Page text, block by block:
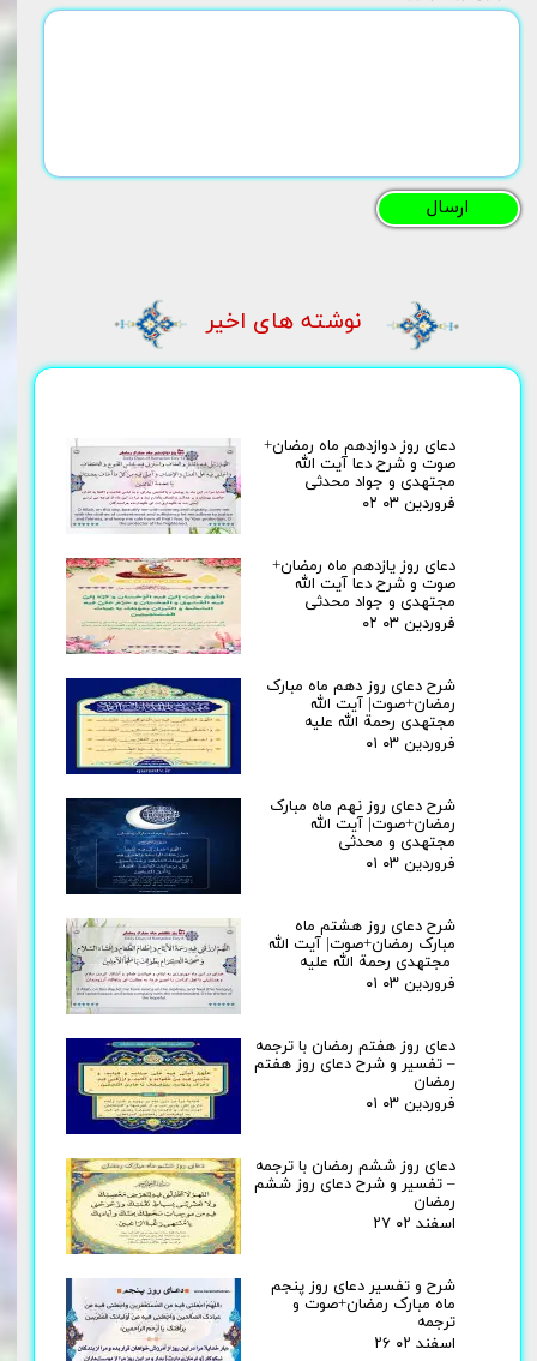
دعای روز دوازدهم ماه رمضان+
صوت و شرح دعا آیت الله
مجتهدی و جواد محدثی
۰۲ فروردین ۰۳
دعای روز یازدهم ماه رمضان+
صوت و شرح دعا آیت الله
مجتهدی و جواد محدثی
۰۲ فروردین ۰۳
شرح دعای روز دهم ماه مبارک
رمضان+صوت| آیت الله
مجتهدی رحمة الله علیه
۰۱ فروردین ۰۳
شرح دعای روز نهم ماه مبارک
رمضان+صوت| آیت الله
مجتهدی و محدثی
۰۱ فروردین ۰۳
شرح دعای روز هشتم ماه
مبارک رمضان+صوت| آیت الله
۰۱ فروردین ۰۳
دعای روز هفتم رمضان با ترجمه
– تفسیر و شرح دعای روز هفتم
رمضان
۰۱ فروردین ۰۳
دعای روز ششم رمضان با ترجمه
– تفسیر و شرح دعای روز ششم
رمضان
۲۷ اسفند ۰۲
شرح و تفسیر دعای روز پنجم
ماه مبارک رمضان+صوت و
ترجمه
۲۶ اسفند ۰۲
نوشته های اخیر
ارسال